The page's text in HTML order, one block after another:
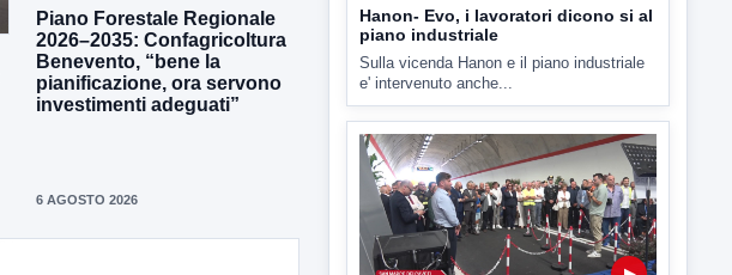
Piano Forestale Regionale
2026–2035: Confagricoltura
Benevento, “bene la
pianificazione, ora servono
investimenti adeguati”
6 AGOSTO 2026
▶
Hanon- Evo, i lavoratori dicono si al
piano industriale
Sulla vicenda Hanon e il piano industriale
e' intervenuto anche...